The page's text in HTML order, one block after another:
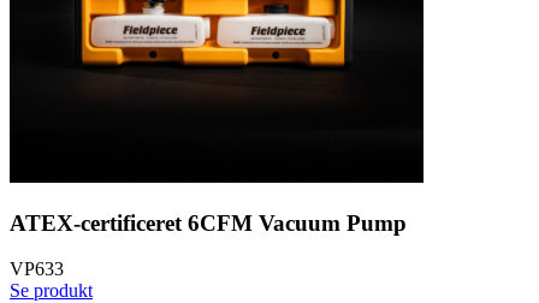
ATEX-certificeret 6CFM Vacuum Pump
VP633
Se produkt